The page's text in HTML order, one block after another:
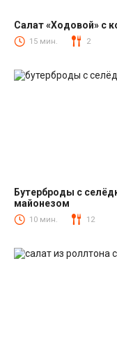
Салаты с корейской
Салат «Ходовой» с
15 мин. 2
Закуски
Бутерброды с
майонезом
10 мин. 12